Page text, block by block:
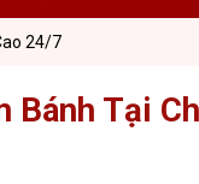
24/7
Bánh Tại